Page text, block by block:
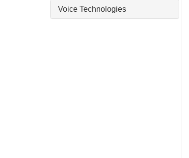
Voice Technologies